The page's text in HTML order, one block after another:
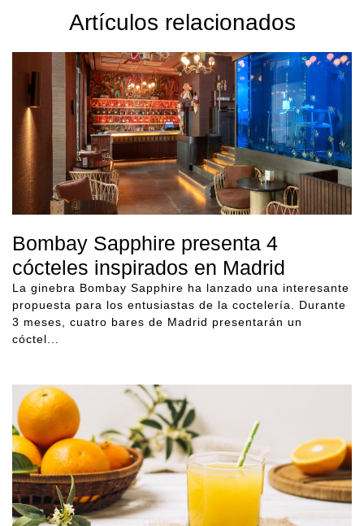
Artículos relacionados
Bombay Sapphire presenta 4
cócteles inspirados en Madrid
La ginebra Bombay Sapphire ha lanzado una interesante
propuesta para los entusiastas de la coctelería. Durante
3 meses, cuatro bares de Madrid presentarán un
cóctel...